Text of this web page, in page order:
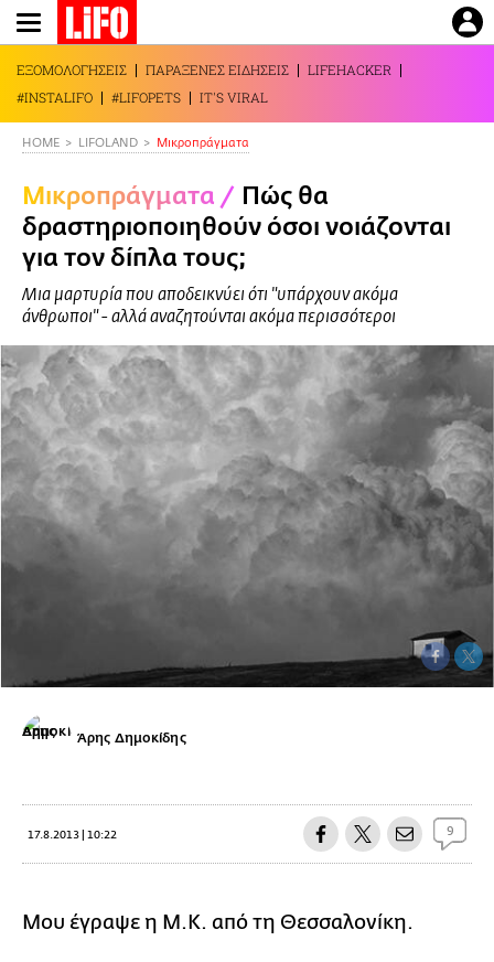
Παράκαμψη
προς
το
κυρίως
περιεχόμενο
ΕΞΟΜΟΛΟΓΗΣΕΙΣ ΠΑΡΑΞΕΝΕΣ ΕΙΔΗΣΕΙΣ
LIFEHACKER
#INSTALIFO
#LIFOPETS IT'S VIRAL
HOME LIFOLAND Mικροπράγματα
Mικροπράγματα / Πώς θα
δραστηριοποιηθούν όσοι νοιάζονται
για τον δίπλα τους;
Μια μαρτυρία που αποδεικνύει ότι "υπάρχουν ακόμα
άνθρωποι" - αλλά αναζητούνται ακόμα περισσότεροι
Άρης Δημοκίδης
17.8.2013 | 10:22 9
Μου έγραψε η Μ.Κ. από τη Θεσσαλονίκη.